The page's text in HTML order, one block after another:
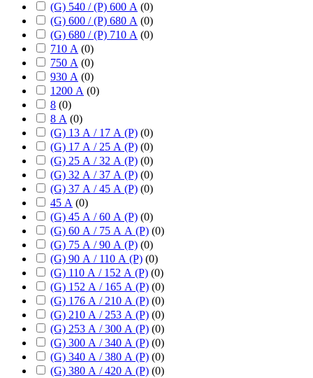
(G) 540 / (P) 600 А (0)
(G) 600 / (P) 680 А (0)
(G) 680 / (P) 710 А (0)
710 А (0)
750 А (0)
930 А (0)
1200 А (0)
8 (0)
8 А (0)
(G) 13 А / 17 А (P) (0)
(G) 17 А / 25 А (P) (0)
(G) 25 А / 32 А (P) (0)
(G) 32 А / 37 А (P) (0)
(G) 37 А / 45 А (P) (0)
45 А (0)
(G) 45 А / 60 А (P) (0)
(G) 60 А / 75 А А (P) (0)
(G) 75 А / 90 А (P) (0)
(G) 90 А / 110 А (P) (0)
(G) 110 А / 152 А (P) (0)
(G) 152 А / 165 А (P) (0)
(G) 176 А / 210 А (P) (0)
(G) 210 А / 253 А (P) (0)
(G) 253 А / 300 А (P) (0)
(G) 300 А / 340 А (P) (0)
(G) 340 А / 380 А (P) (0)
(G) 380 А / 420 А (P) (0)